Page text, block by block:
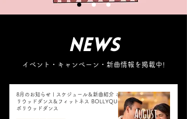
NEWS
​イベント・キャンペーン・新曲情報を掲載中!
8月のお知らせ | スケジュール＆新曲紹介 ボ
リウッドダンス&フィットネス BOLLYQUE
ボリウッドダンス